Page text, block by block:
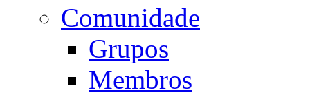
Comunidade
Grupos
Membros